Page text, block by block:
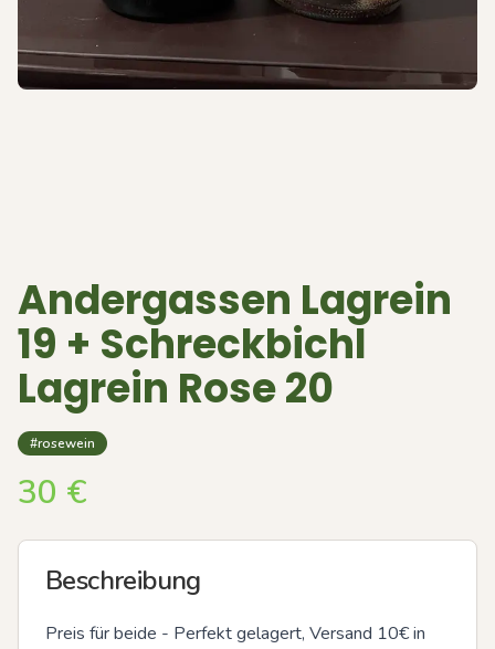
Andergassen Lagrein
19 + Schreckbichl
Lagrein Rose 20
#rosewein
30 €
Beschreibung
Preis für beide - Perfekt gelagert, Versand 10€ in